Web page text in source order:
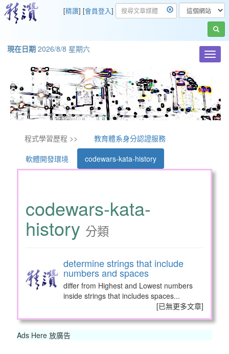
[精讚] [會員登入]
現在日期 2026/8/8 星期六
程式學習歷程 >>
教育體系身分認證服務
軟體開發環境
codewars-kata-history
codewars-kata-
history 分類
determine strings that include
numbers and spaces
differ from Highest and Lowest numbers
inside strings that includes spaces...
[已無更多文章]
Ads Here 放廣告